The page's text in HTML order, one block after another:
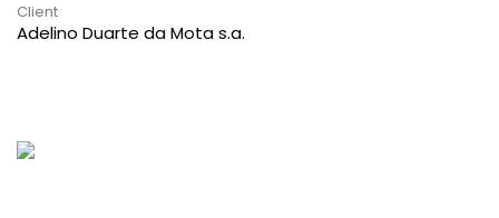
Client
Adelino Duarte da Mota s.a.